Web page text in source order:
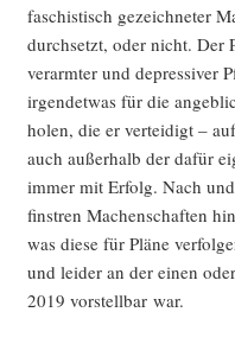
faschis­tisch gezeich­ne­ter
durch­setzt, oder nicht. Der
ver­arm­ter und depres­si­ver
irgend­et­was für die
ho­len, die er ver­tei­digt –
auch außer­halb der dafür
immer mit Erfolg. Nach
finstren Machen­schaf­ten
was die­se für Plä­ne
und lei­der an der einen
2019 vor­stell­bar war.